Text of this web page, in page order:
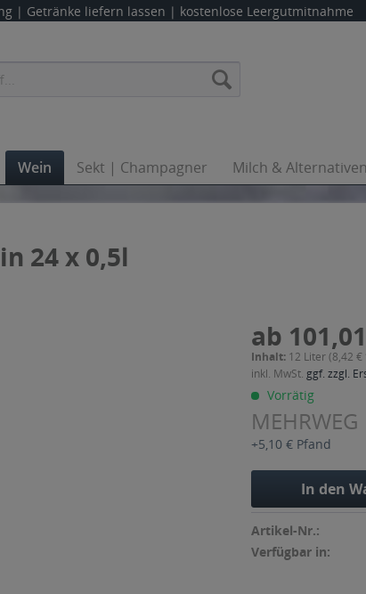
| Getränke liefern lassen | kostenlose Leergutmitnahme
Wein Sekt | Champagner Milch & Alternativen
24 x 0,5l
ab
Inhalt: 12 Liter (8,42
inkl. MwSt. ggf. zzgl.
Vorrätig
MEHRWEG
+5,10 € Pfand
In den
Artikel-Nr.:
Verfügbar in: